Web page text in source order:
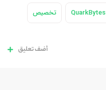
QuarkBytes تخصيص
أضف تعليق